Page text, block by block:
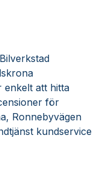
enkelt att hitta
för
Ronnebyvägen
kundservice